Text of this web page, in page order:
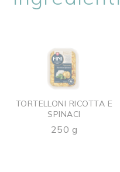
TORTELLONI RICOTTA E
SPINACI
250 g